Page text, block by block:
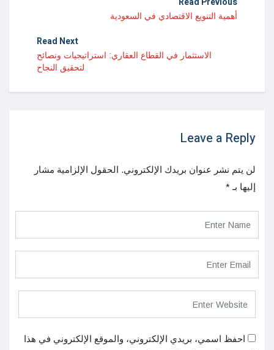
أهمية التنويع الاقتصادي في السعودية
Read Next
الاستثمار في القطاع العقاري: استراتيجيات ونصائح
لتحقيق النجاح
Leave a Reply
لن يتم نشر عنوان بريدك الإلكتروني. الحقول الإلزامية مشار
إليها بـ *
احفظ اسمي، بريدي الإلكتروني، والموقع الإلكتروني في هذا